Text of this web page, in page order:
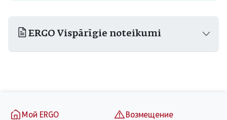
ERGO Vispārīgie noteikumi
Мой ERGO
Возмещение